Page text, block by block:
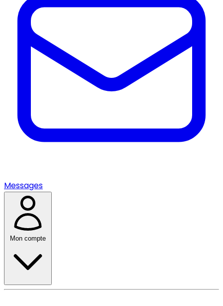
Messages
Mon compte